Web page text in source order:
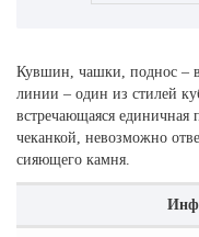
Кувшин, чашки, поднос –
линии – один из стилей
встречающаяся единичная
чеканкой, невозможно
сияющего камня.